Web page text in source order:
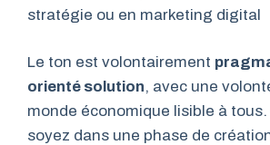
stratégie ou en marketing digital
Le ton est volontairement
orienté solution, avec une
monde économique lisible à
soyez dans une phase de